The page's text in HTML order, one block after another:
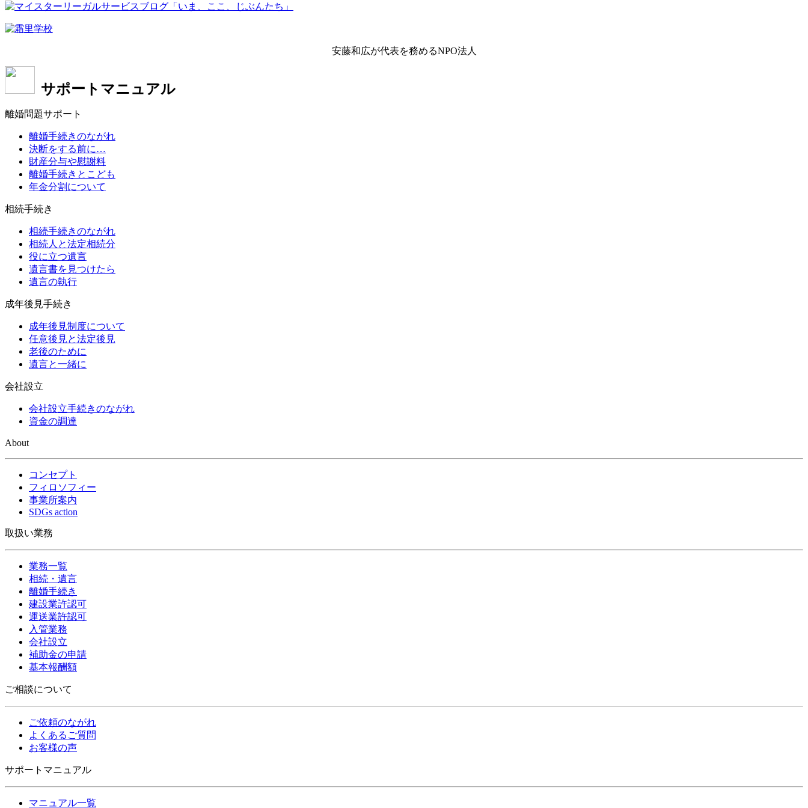
安藤和広が代表を務めるNPO法人
サポートマニュアル
離婚問題サポート
離婚手続きのながれ
決断をする前に…
財産分与や慰謝料
離婚手続きとこども
年金分割について
相続手続き
相続手続きのながれ
相続人と法定相続分
役に立つ遺言
遺言書を見つけたら
遺言の執行
成年後見手続き
成年後見制度について
任意後見と法定後見
老後のために
遺言と一緒に
会社設立
会社設立手続きのながれ
資金の調達
About
コンセプト
フィロソフィー
事業所案内
SDGs action
取扱い業務
業務一覧
相続・遺言
離婚手続き
建設業許認可
運送業許認可
入管業務
会社設立
補助金の申請
基本報酬額
ご相談について
ご依頼のながれ
よくあるご質問
お客様の声
サポートマニュアル
マニュアル一覧